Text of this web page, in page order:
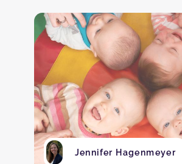
Jennifer Hagenmeyer